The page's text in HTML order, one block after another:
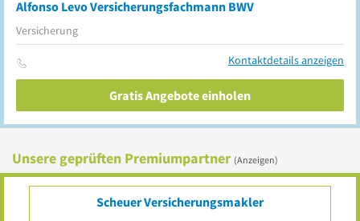
Alfonso Levo Versicherungsfachmann BWV
Versicherung
Kontaktdetails anzeigen
Gratis Angebote einholen
Unsere geprüften Premiumpartner (Anzeigen)
Scheuer Versicherungsmakler